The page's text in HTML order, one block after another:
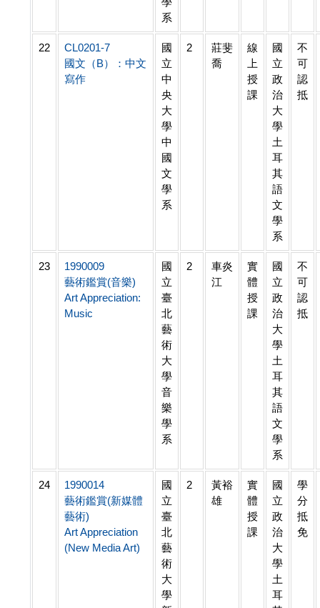
系
22
CL0201-7
國文（B）：中文
寫作
國
立
中
央
大
學
中
國
文
學
系
2
莊斐
喬
線
上
授
課
國
立
政
治
大
學
土
耳
其
語
文
學
系
不
可
認
抵
23
1990009
藝術鑑賞(音樂)
Art Appreciation:
Music
國
立
臺
北
藝
術
大
學
音
樂
學
系
2
車炎
江
實
體
授
課
國
立
政
治
大
學
土
耳
其
語
文
學
系
不
可
認
抵
24
1990014
藝術鑑賞(新媒體
藝術)
Art Appreciation
(New Media Art)
國
立
臺
北
藝
術
大
學
2
黃裕
雄
實
體
授
課
國
立
政
治
大
學
土
耳
學
分
抵
免